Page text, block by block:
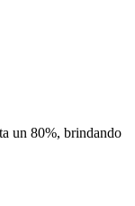
un 80%, brindando